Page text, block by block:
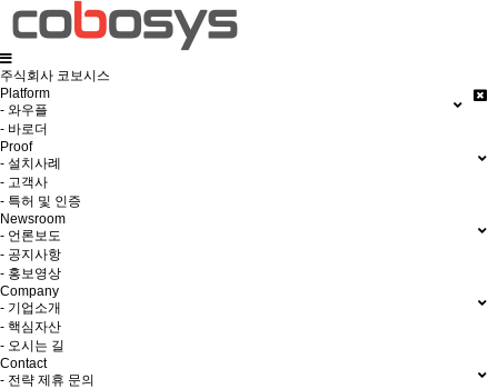
주식회사 코보시스
Platform
- 와우플
- 바로더
Proof
- 설치사례
- 고객사
- 특허 및 인증
Newsroom
- 언론보도
- 공지사항
- 홍보영상
Company
- 기업소개
- 핵심자산
- 오시는 길
Contact
- 전략 제휴 문의